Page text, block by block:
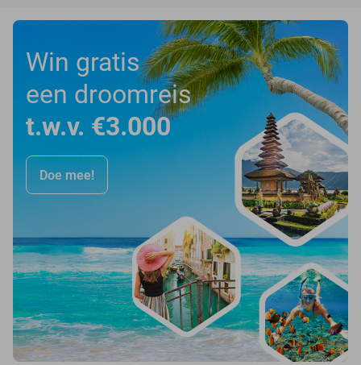
Win gratis
een droomreis
t.w.v. €3.000
Doe mee!